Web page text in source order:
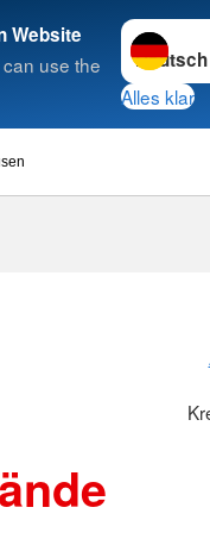
Website
use the
Sprache
Alles klar
Suche